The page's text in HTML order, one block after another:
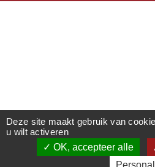
Deze site maakt gebruik van
u wilt activeren
OK, accepteer alle